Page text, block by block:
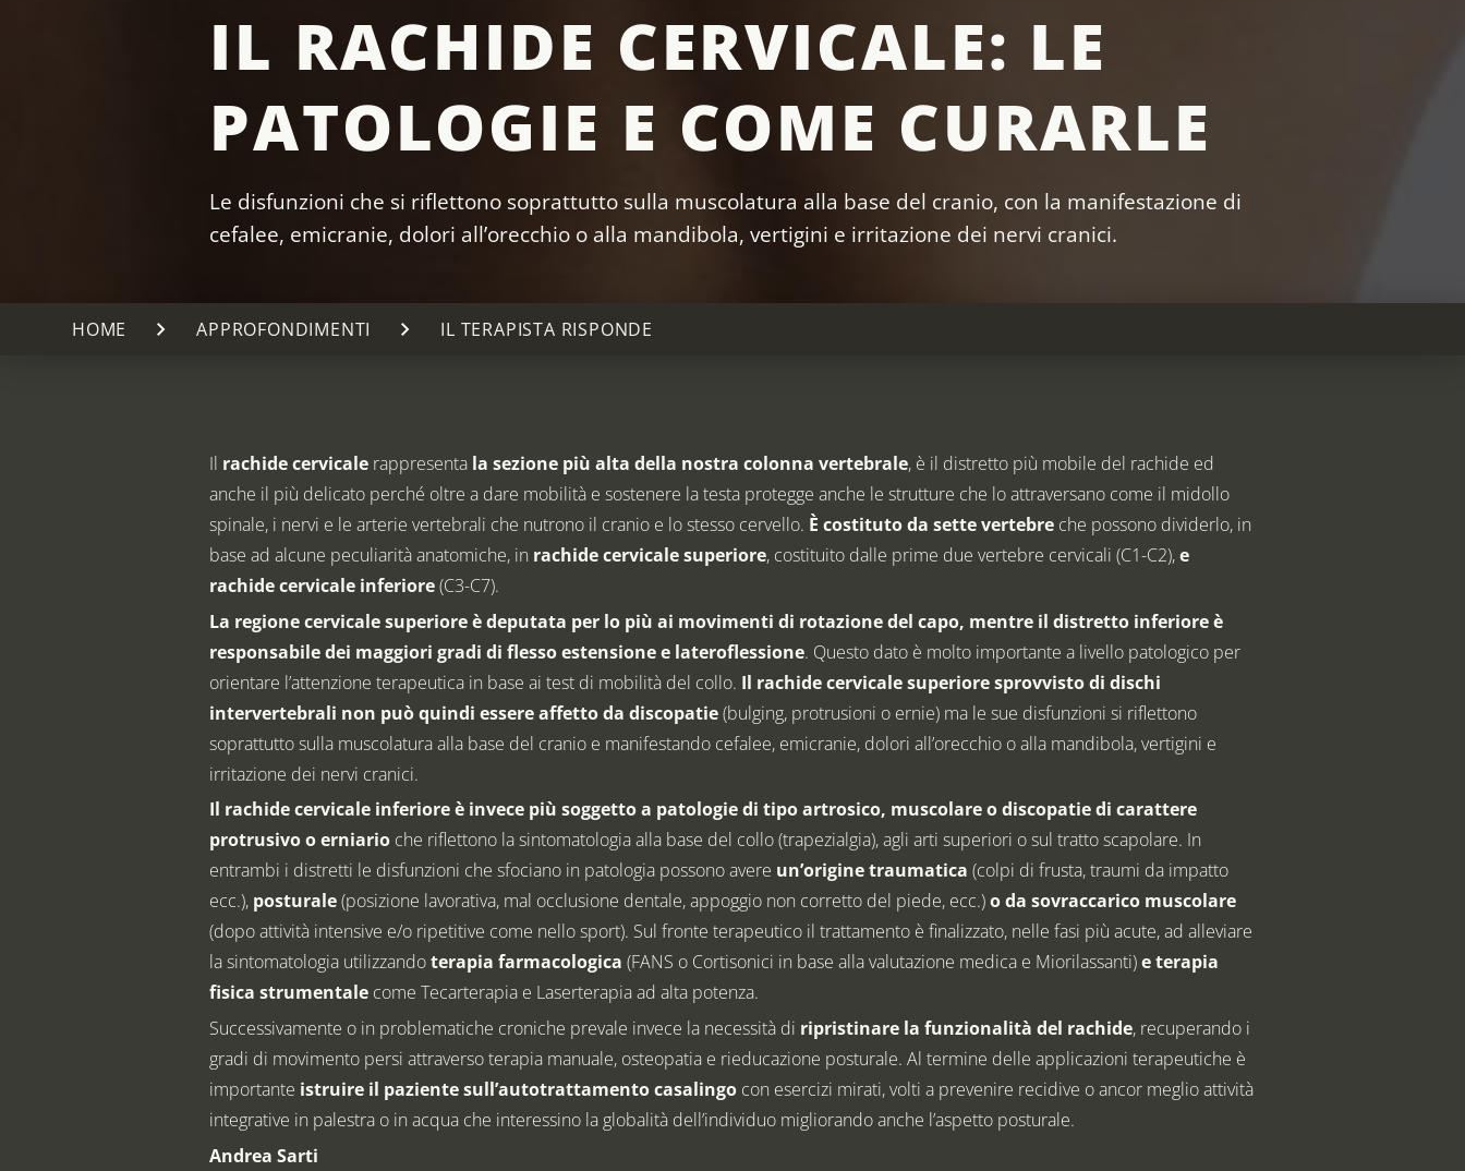
IL RACHIDE CERVICALE: LE
PATOLOGIE E COME CURARLE
Le disfunzioni che si riflettono soprattutto sulla muscolatura alla base del cranio, con la manifestazione di
cefalee, emicranie, dolori all’orecchio o alla mandibola, vertigini e irritazione dei nervi cranici.
HOME chevron_right APPROFONDIMENTI chevron_right IL TERAPISTA RISPONDE
Il rachide cervicale rappresenta la sezione più alta della nostra colonna vertebrale, è il distretto più mobile del rachide ed
anche il più delicato perché oltre a dare mobilità e sostenere la testa protegge anche le strutture che lo attraversano come il midollo
spinale, i nervi e le arterie vertebrali che nutrono il cranio e lo stesso cervello. È costituto da sette vertebre che possono dividerlo, in
base ad alcune peculiarità anatomiche, in rachide cervicale superiore, costituito dalle prime due vertebre cervicali (C1-C2),e
rachide cervicale inferiore(C3-C7).
La regione cervicale superiore è deputata per lo più ai movimenti di rotazione del capo, mentre il distretto inferiore è
responsabile dei maggiori gradi di flesso estensione e lateroflessione. Questo dato è molto importante a livello patologico per
orientare l’attenzione terapeutica in base ai test di mobilità del collo. Il rachide cervicale superiore sprovvisto di dischi
intervertebrali non può quindi essere affetto da discopatie(bulging, protrusioni o ernie) ma le sue disfunzioni si riflettono
soprattutto sulla muscolatura alla base del cranio e manifestando cefalee, emicranie, dolori all’orecchio o alla mandibola, vertigini e
irritazione dei nervi cranici.
Il rachide cervicale inferiore è invece più soggetto a patologie di tipo artrosico, muscolare o discopatie di carattere
protrusivo o erniario che riflettono la sintomatologia alla base del collo (trapezialgia), agli arti superiori o sul tratto scapolare. In
entrambi i distretti le disfunzioni che sfociano in patologia possono avere un’origine traumatica (colpi di frusta, traumi da impatto
ecc.), posturale(posizione lavorativa, mal occlusione dentale, appoggio non corretto del piede, ecc.)o da sovraccarico muscolare
(dopo attività intensive e/o ripetitive come nello sport). Sul fronte terapeutico il trattamento è finalizzato, nelle fasi più acute, ad alleviare
la sintomatologia utilizzandoterapia farmacologica (FANS o Cortisonici in base alla valutazione medica e Miorilassanti)e terapia
fisica strumentale come Tecarterapia e Laserterapia ad alta potenza.
Successivamente o in problematiche croniche prevale invece la necessità di ripristinare la funzionalità del rachide, recuperando i
gradi di movimento persi attraverso terapia manuale, osteopatia e rieducazione posturale. Al termine delle applicazioni terapeutiche è
importante istruire il paziente sull’autotrattamento casalingo con esercizi mirati, volti a prevenire recidive o ancor meglio attività
integrative in palestra o in acqua che interessino la globalità dell’individuo migliorando anche l’aspetto posturale.
Andrea Sarti